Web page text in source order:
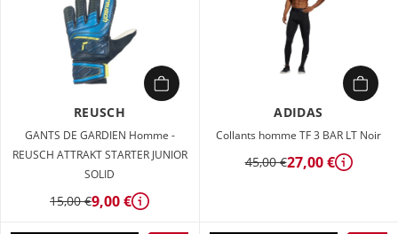
REUSCH
GANTS DE GARDIEN Homme -
REUSCH ATTRAKT STARTER JUNIOR
SOLID
15,00 €9,00 € Détails
ADIDAS
Collants homme TF 3 BAR LT Noir
45,00 €27,00 € Détails